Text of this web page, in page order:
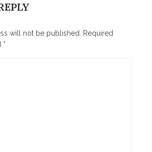
will not be published.
Required
*